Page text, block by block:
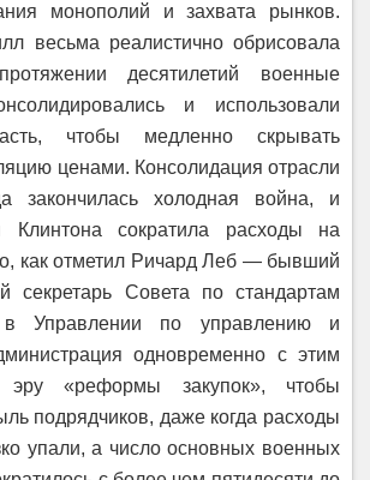
монополий и захвата рынков.
весьма реалистично обрисовала
десятилетий военные
и использовали
чтобы медленно скрывать
ценами. Консолидация отрасли
закончилась холодная война, и
Клинтона сократила расходы на
как отметил Ричард Леб — бывший
секретарь Совета по стандартам
в Управлении по управлению и
одновременно с этим
эру «реформы закупок», чтобы
подрядчиков, даже когда расходы
упали, а число основных военных